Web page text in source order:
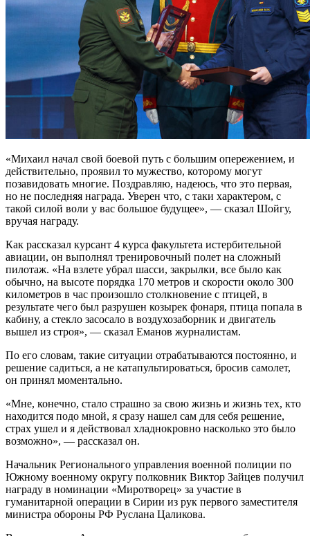
«Михаил начал свой боевой путь с большим опережением, и
действительно, проявил то мужество, которому могут
позавидовать многие. Поздравляю, надеюсь, что это первая,
но не последняя награда. Уверен что, с таки характером, с
такой силой воли у вас большое будущее», — сказал Шойгу,
вручая награду.
Как рассказал курсант 4 курса факультета истербительной
авиации, он выполнял тренировочный полет на сложный
пилотаж. «На взлете убрал шасси, закрылки, все было как
обычно, на высоте порядка 170 метров и скорости около 300
километров в час произошло столкновение с птицей, в
результате чего был разрушен козырек фонаря, птица попала в
кабину, а стекло засосало в воздухозаборник и двигатель
вышел из строя», — сказал Еманов журналистам.
По его словам, такие ситуации отрабатываются постоянно, и
решение садиться, а не катапультироваться, бросив самолет,
он принял моментально.
«Мне, конечно, стало страшно за свою жизнь и жизнь тех, кто
находится подо мной, я сразу нашел сам для себя решение,
страх ушел и я действовал хладнокровно насколько это было
возможно», — рассказал он.
Начальник Регионального управления военной полиции по
Южному военному округу полковник Виктор Зайцев получил
награду в номинации «Миротворец» за участие в
гуманитарной операции в Сирии из рук первого заместителя
министра обороны РФ Руслана Цаликова.